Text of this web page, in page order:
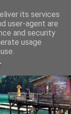
its services
user-agent are
and security
usage